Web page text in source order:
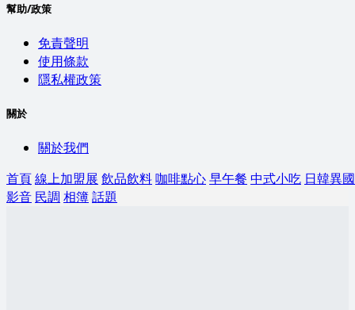
幫助/政策
免責聲明
使用條款
隱私權政策
關於
關於我們
首頁線上加盟展 飲品飲料咖啡點心早午餐 中式小吃 日韓異國
影音 民調 相簿話題